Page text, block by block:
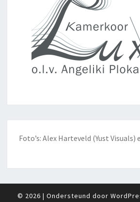
Foto’s: Alex Harteveld (Yust
© 2026 | Ondersteund door